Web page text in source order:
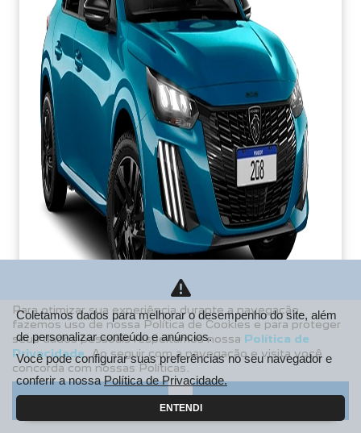
De: R$ 106.990,00
R$ 85.213,38
Para otimizar sua experiência durante a navegação,
fazemos uso de nossa Política de Cookies e para proteger
seus dados pessoais respeitamos nossa Política de
Privacidade . Ao seguir com a navegação e visita você
concorda com nossas Políticas.
Aceitar Recusar
Coletamos dados para melhorar o desempenho do site, além
de personalizar conteúdo e anúncios.
Você pode configurar suas preferências no seu navegador e
conferir a nossaPolítica de Privacidade.
ENTENDI